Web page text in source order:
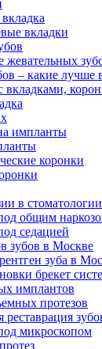
вкладки
жевательных
– какие лучше
вкладками,
импланты
коронки
в стоматологии
общим
седацией
зубов в Москве
зуба в
брекет
имплантов
протезов
реставрация
микроскопом